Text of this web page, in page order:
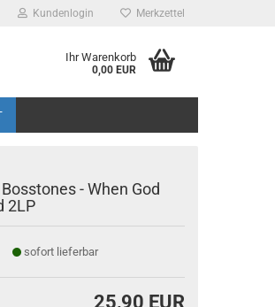
Kundenlogin Merkzettel
Ihr Warenkorb
0,00 EUR
- When God
2LP
sofort lieferbar
25,90 EUR